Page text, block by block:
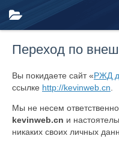
Переход по
Вы покидаете сайт «РЖД
ссылке http://kevinweb.cn
Мы не несем
kevinweb.cn и
никаких своих личных